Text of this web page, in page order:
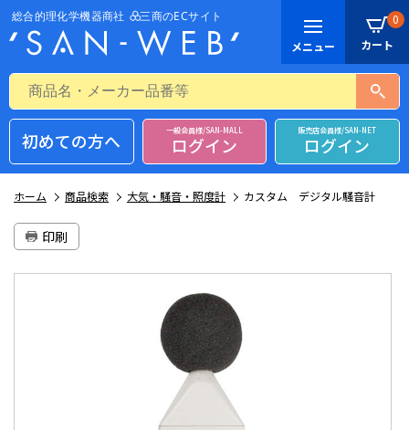
0
初めての方へ 一般会員様/SAN-MALL
ログイン
販売店会員様/SAN-NET
ログイン
ホーム 商品検索 大気・騒音・照度計 カスタム デジタル騒音計
印刷